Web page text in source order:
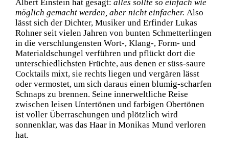
Albert Einstein hat gesagt: alles sollte so einfach wie
möglich gemacht werden, aber nicht einfacher. Also
lässt sich der Dichter, Musiker und Erfinder Lukas
Rohner seit vielen Jahren von bunten Schmetterlingen
in die verschlungensten Wort-, Klang-, Form- und
Materialdschungel verführen und pflückt dort die
unterschiedlichsten Früchte, aus denen er süss-saure
Cocktails mixt, sie rechts liegen und vergären lässt
oder vermostet, um sich daraus einen blumig-scharfen
Schnaps zu brennen. Seine innerweltliche Reise
zwischen leisen Untertönen und farbigen Obertönen
ist voller Überraschungen und plötzlich wird
sonnenklar, was das Haar in Monikas Mund verloren
hat.